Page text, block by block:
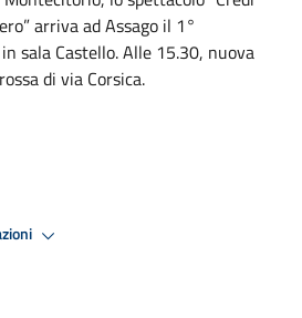
arriva ad Assago il 1°
sala Castello. Alle 15.30, nuova
di via Corsica.